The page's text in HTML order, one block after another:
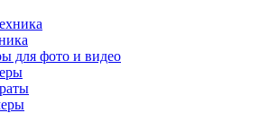
для фото и видео